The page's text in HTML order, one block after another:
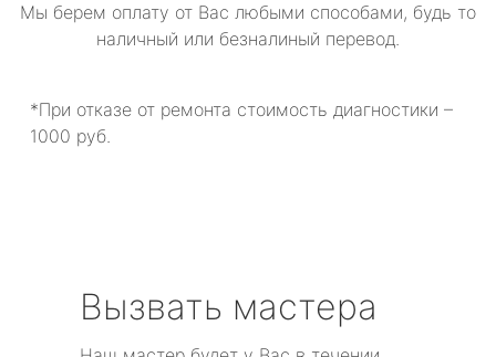
Мы берем оплату от Вас любыми способами, будь то
наличный или безналиный перевод.
*При отказе от ремонта стоимость диагностики –
1000 руб.
Вызвать мастера